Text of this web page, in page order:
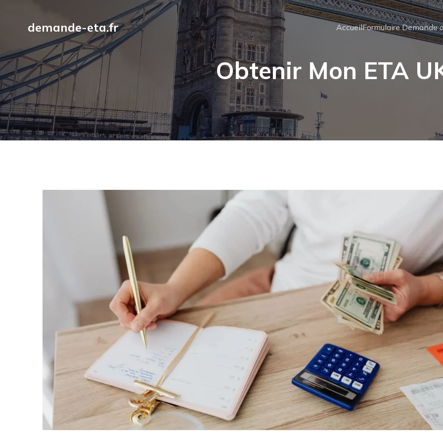
demande-eta.fr AccueilFormulaire Demande
Obtenir Mon ETA